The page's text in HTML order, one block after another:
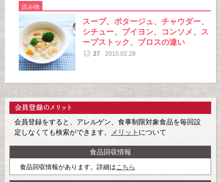
読み物
スープ、ポタージュ、チャウダー、
シチュー、ブイヨン、コンソメ、ス
ープストック、ブロスの違い
27 2015.02.28
会員登録をすると、アレルゲン、食事制限対象食品を毎回設
定しなくても検索ができます。
メリット について
食品回収情報
食品回収情報があります。詳細はこちら